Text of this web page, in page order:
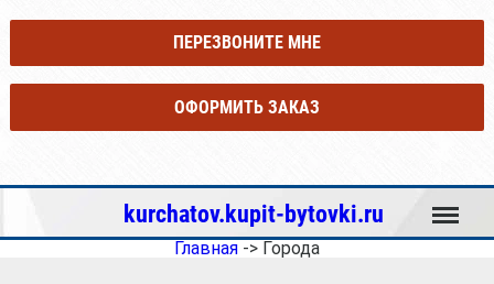
ПЕРЕЗВОНИТЕ МНЕ
ОФОРМИТЬ ЗАКАЗ
kurchatov.kupit-bytovki.ru Меню
Главная -> Города